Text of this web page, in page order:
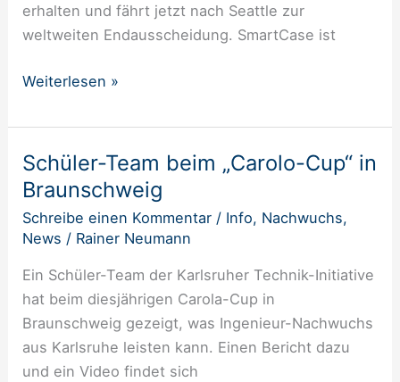
erhalten und fährt jetzt nach Seattle zur
weltweiten Endausscheidung. SmartCase ist
Weiterlesen »
Schüler-Team beim „Carolo-Cup“ in
Braunschweig
Schreibe einen Kommentar / Info, Nachwuchs,
News / Rainer Neumann
Ein Schüler-Team der Karlsruher Technik-Initiative
hat beim diesjährigen Carola-Cup in
Braunschweig gezeigt, was Ingenieur-Nachwuchs
aus Karlsruhe leisten kann. Einen Bericht dazu
und ein Video findet sich
Schüler-
Team
beim
„Carolo-
in
Braunschweig